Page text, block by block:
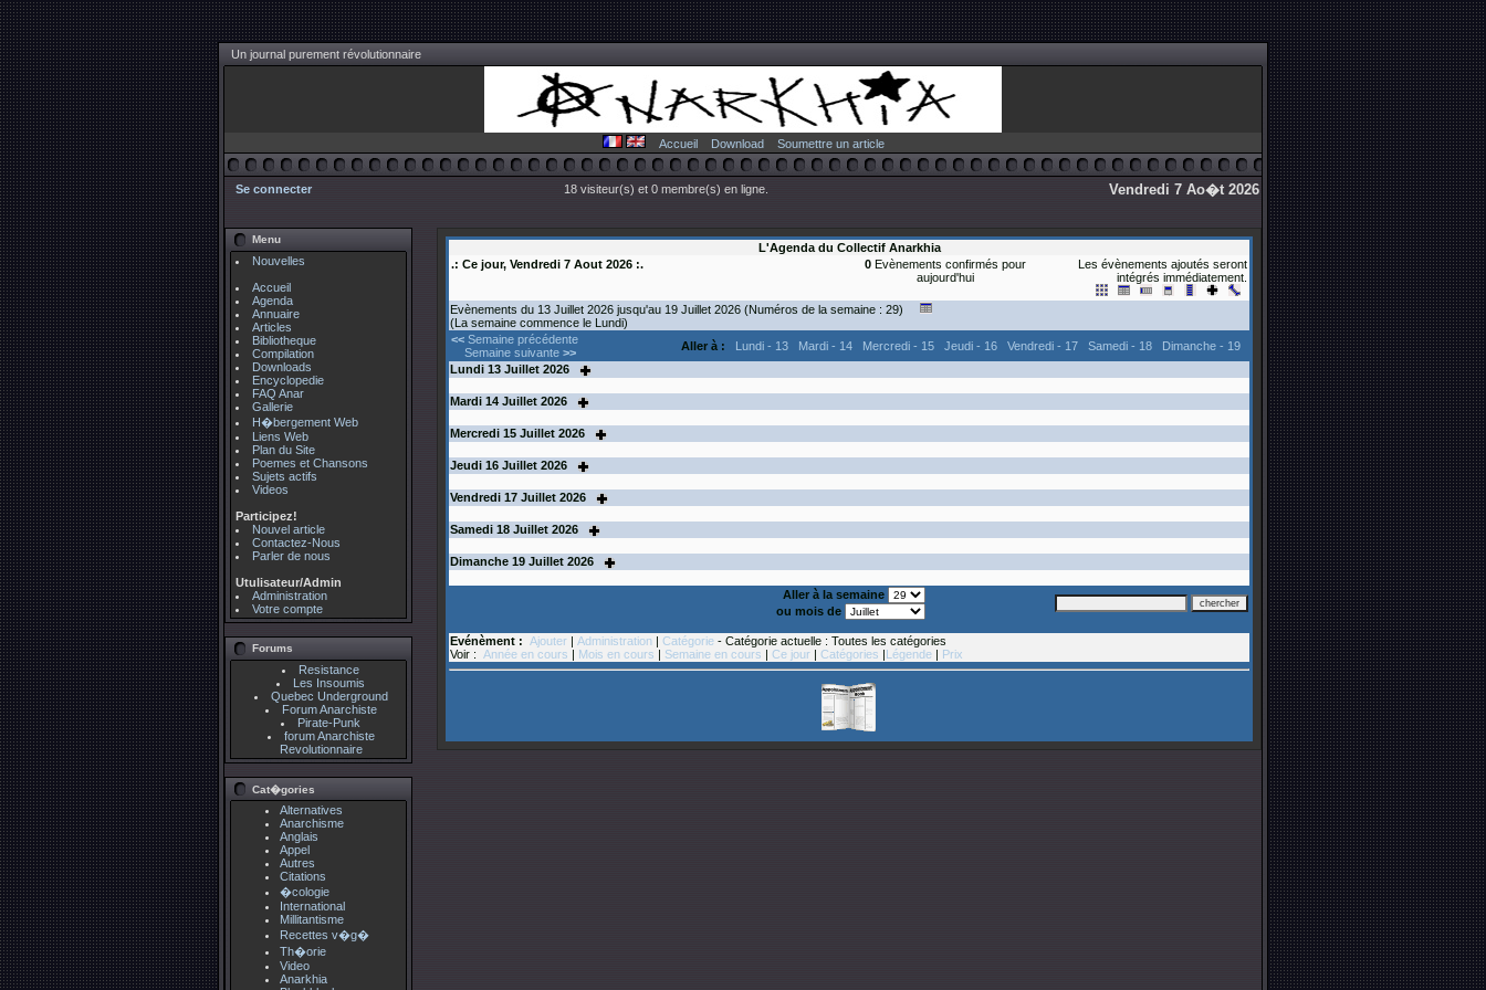
Un journal purement révolutionnaire
Accueil Download Soumettre un article
Se connecter 18 visiteur(s) et 0 membre(s) en ligne. Vendredi 7 Ao�t 2026
Menu
Nouvelles
Accueil
Agenda
Annuaire
Articles
Bibliotheque
Compilation
Downloads
Encyclopedie
FAQ Anar
Gallerie
H�bergement Web
Liens Web
Plan du Site
Poemes et Chansons
Sujets actifs
Videos
Participez!
Nouvel article
Contactez-Nous
Parler de nous
Utulisateur/Admin
Administration
Votre compte
Forums
Resistance
Les Insoumis
Quebec Underground
Forum Anarchiste
Pirate-Punk
forum Anarchiste
Revolutionnaire
Cat�gories
Alternatives
Anarchisme
Anglais
Appel
Autres
Citations
�cologie
International
Millitantisme
Recettes v�g�
Th�orie
Video
Anarkhia
L'Agenda du Collectif Anarkhia
.: Ce jour, Vendredi 7 Aout 2026 :.
0Evènements confirmés pour
aujourd'hui
Les évènements ajoutés seront
intégrés immédiatement.
Evènements du 13 Juillet 2026 jusqu'au 19 Juillet 2026 (Numéros de la semaine : 29)
(La semaine commence le Lundi)
<< Semaine précédente
Semaine suivante >> Aller à : Lundi - 13 Mardi - 14 Mercredi - 15 Jeudi - 16 Vendredi - 17 Samedi - 18
Dimanche - 19
Lundi 13 Juillet 2026
Mardi 14 Juillet 2026
Mercredi 15 Juillet 2026
Jeudi 16 Juillet 2026
Vendredi 17 Juillet 2026
Samedi 18 Juillet 2026
Dimanche 19 Juillet 2026
Aller à la semaine
ou mois de
Evénèment : Ajouter | Administration | Catégorie - Catégorie actuelle : Toutes les catégories
Voir : Année en cours | Mois en cours | Semaine en cours | Ce jour | Catégories |Légende | Prix